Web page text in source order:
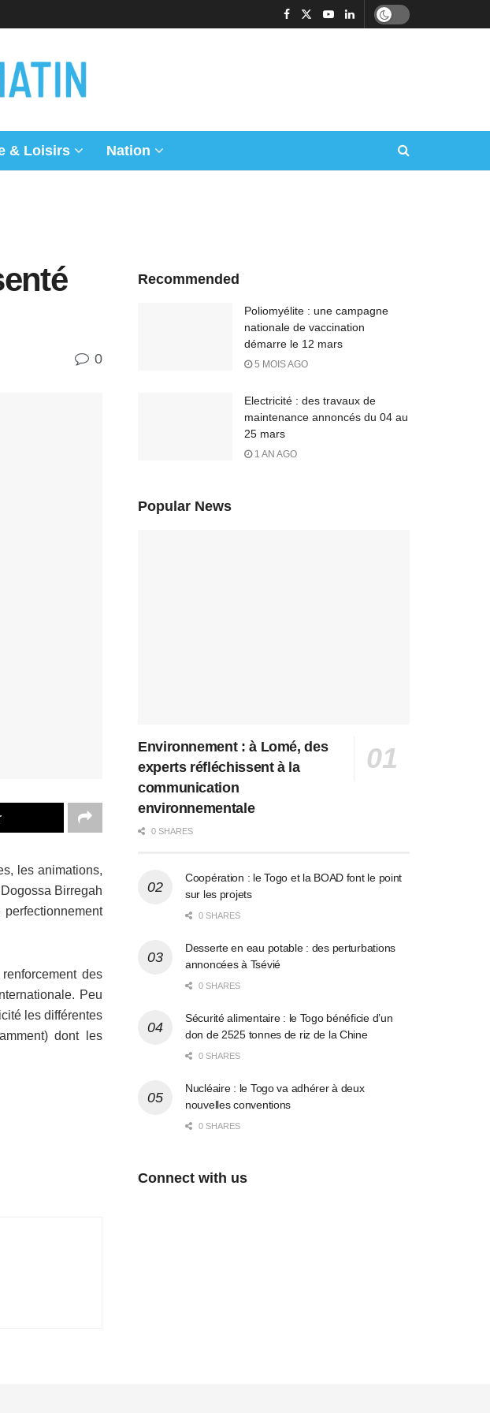
& Loisirs Nation
0
les animations,
Birregah
des
Peu
les différentes
dont les
Recommended
Poliomyélite : une campagne
nationale de vaccination
démarre le 12 mars
5 MOIS AGO
Electricité : des travaux de
maintenance annoncés du 04 au
25 mars
1 AN AGO
Popular News
Environnement : à Lomé, des
experts réfléchissent à la
communication
environnementale
0 SHARES
Coopération : le Togo et la BOAD font le point
sur les projets
0 SHARES
Desserte en eau potable : des perturbations
annoncées à Tsévié
0 SHARES
Sécurité alimentaire : le Togo bénéficie d’un
don de 2525 tonnes de riz de la Chine
0 SHARES
Nucléaire : le Togo va adhérer à deux
nouvelles conventions
0 SHARES
Connect with us